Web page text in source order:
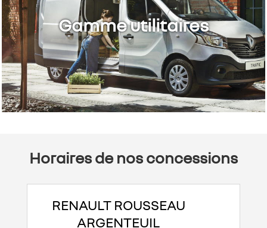
Gamme utilitaires
Horaires de nos concessions
RENAULT ROUSSEAU
ARGENTEUIL